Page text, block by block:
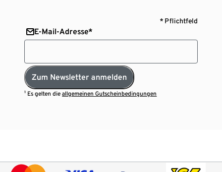
* Pflichtfeld
E-Mail-Adresse*
Zum Newsletter anmelden
¹ Es gelten dieallgemeinen Gutscheinbedingungen